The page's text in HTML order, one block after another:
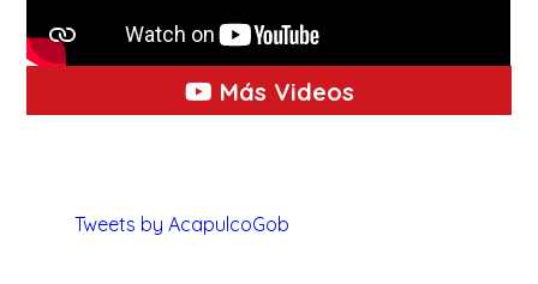
Más Videos
Tweets by AcapulcoGob